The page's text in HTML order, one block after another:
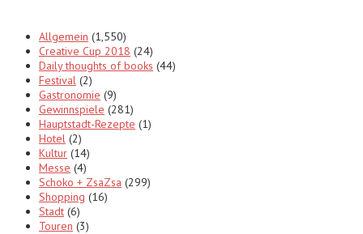
Allgemein (1,550)
Creative Cup 2018 (24)
Daily thoughts of books (44)
Festival (2)
Gastronomie (9)
Gewinnspiele (281)
Hauptstadt-Rezepte (1)
Hotel (2)
Kultur (14)
Messe (4)
Schoko + ZsaZsa (299)
Shopping (16)
Stadt (6)
Touren (3)